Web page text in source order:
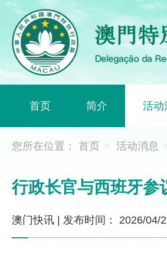
首页 简介 活动
您所在位置： 首页 > 活动消息 >
行政长官与西班牙参
澳门快讯 | 发布时间： 2026/04/